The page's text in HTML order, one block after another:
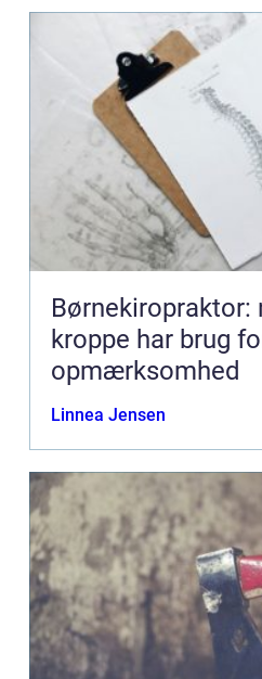
Børnekiropraktor:
kroppe har brug
opmærksomhed
Linnea Jensen